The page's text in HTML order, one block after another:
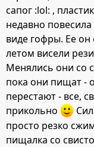
сапог :lol: ,
недавно
виде гофры. Ее он
летом висели
Менялись они со
пока они пищат -
перестают - все,
прикольно
просто резко
пищалка со